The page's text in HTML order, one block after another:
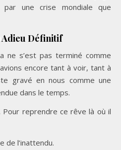
une crise mondiale que
Adieu Définitif
ne s’est pas terminé comme
encore tant à voir, tant à
gravé en nous comme une
dans le temps.
Pour reprendre ce rêve là où il
de l’inattendu.